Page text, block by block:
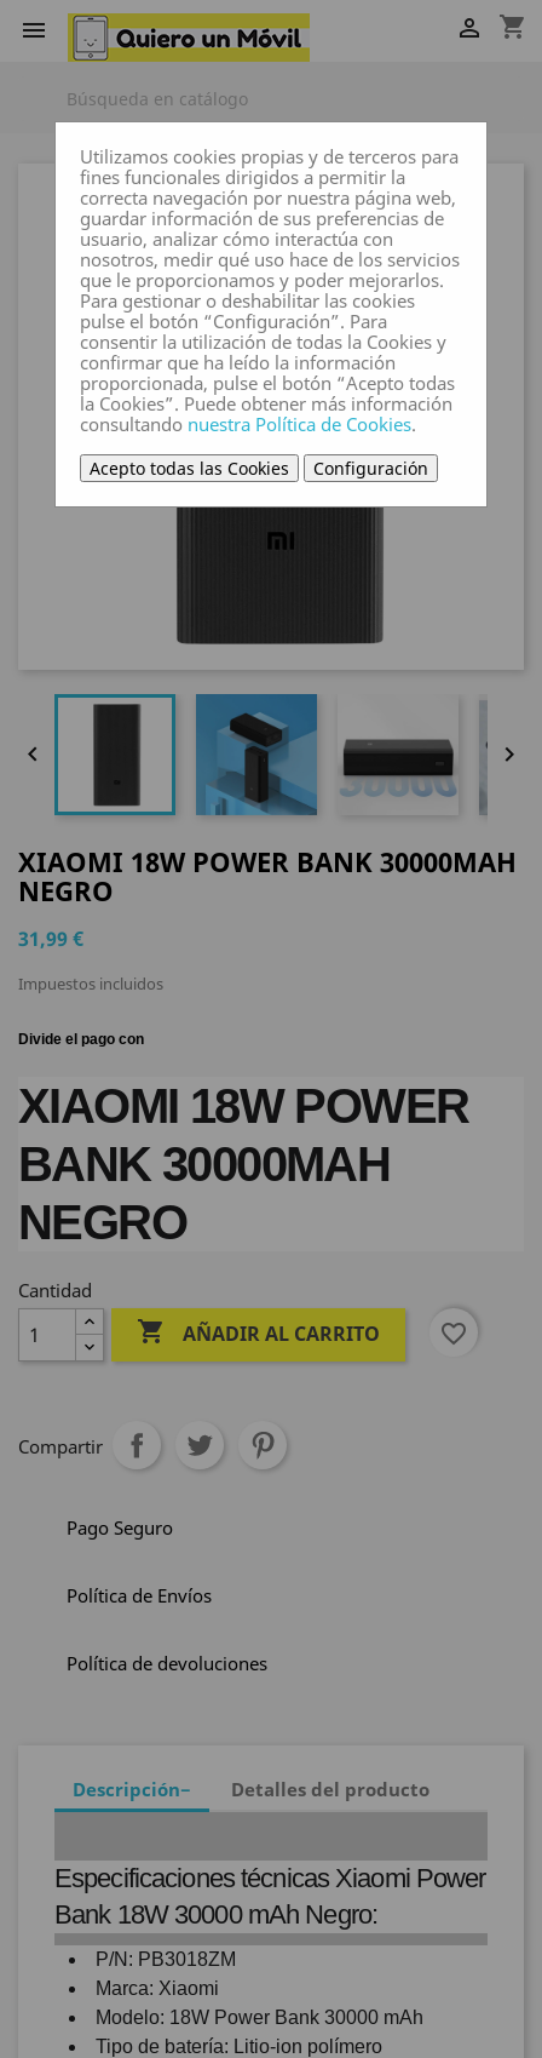
 shopping_cart

 
XIAOMI 18W POWER BANK 30000MAH
NEGRO
31,99 €
Impuestos incluidos
XIAOMI 18W POWER
BANK 30000MAH
NEGRO
Cantidad
 AÑADIR AL CARRITO favorite_border
Compartir
Pago Seguro
Política de Envíos
Política de devoluciones
Descripción Detalles del producto
Especificaciones técnicas Xiaomi Power
Bank 18W 30000 mAh Negro:
P/N: PB3018ZM
Marca: Xiaomi
Modelo: 18W Power Bank 30000 mAh
Tipo de batería: Litio-ion polímero
Utilizamos cookies propias y de terceros para
fines funcionales dirigidos a permitir la
correcta navegación por nuestra página web,
guardar información de sus preferencias de
usuario, analizar cómo interactúa con
nosotros, medir qué uso hace de los servicios
que le proporcionamos y poder mejorarlos.
Para gestionar o deshabilitar las cookies
pulse el botón “Configuración”. Para
consentir la utilización de todas la Cookies y
confirmar que ha leído la información
proporcionada, pulse el botón “Acepto todas
la Cookies”. Puede obtener más información
consultando nuestra Política de Cookies.
Acepto todas las Cookies Configuración